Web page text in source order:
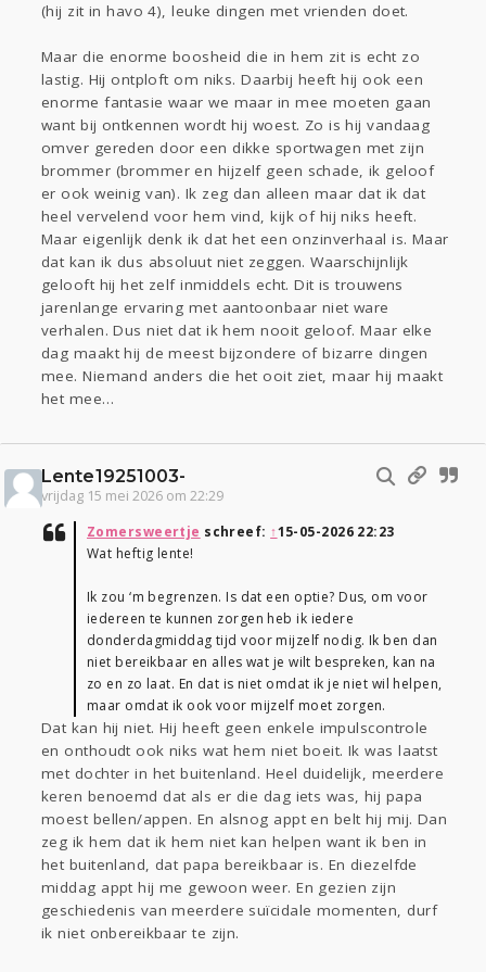
(hij zit in havo 4), leuke dingen met vrienden doet.
Maar die enorme boosheid die in hem zit is echt zo
lastig. Hij ontploft om niks. Daarbij heeft hij ook een
enorme fantasie waar we maar in mee moeten gaan
want bij ontkennen wordt hij woest. Zo is hij vandaag
omver gereden door een dikke sportwagen met zijn
brommer (brommer en hijzelf geen schade, ik geloof
er ook weinig van). Ik zeg dan alleen maar dat ik dat
heel vervelend voor hem vind, kijk of hij niks heeft.
Maar eigenlijk denk ik dat het een onzinverhaal is. Maar
dat kan ik dus absoluut niet zeggen. Waarschijnlijk
gelooft hij het zelf inmiddels echt. Dit is trouwens
jarenlange ervaring met aantoonbaar niet ware
verhalen. Dus niet dat ik hem nooit geloof. Maar elke
dag maakt hij de meest bijzondere of bizarre dingen
mee. Niemand anders die het ooit ziet, maar hij maakt
het mee…
Lente19251003-
vrijdag 15 mei 2026 om 22:29
Zomersweertje schreef: ↑15-05-2026 22:23
Wat heftig lente!
Ik zou ‘m begrenzen. Is dat een optie? Dus, om voor
iedereen te kunnen zorgen heb ik iedere
donderdagmiddag tijd voor mijzelf nodig. Ik ben dan
niet bereikbaar en alles wat je wilt bespreken, kan na
zo en zo laat. En dat is niet omdat ik je niet wil helpen,
maar omdat ik ook voor mijzelf moet zorgen.
Dat kan hij niet. Hij heeft geen enkele impulscontrole
en onthoudt ook niks wat hem niet boeit. Ik was laatst
met dochter in het buitenland. Heel duidelijk, meerdere
keren benoemd dat als er die dag iets was, hij papa
moest bellen/appen. En alsnog appt en belt hij mij. Dan
zeg ik hem dat ik hem niet kan helpen want ik ben in
het buitenland, dat papa bereikbaar is. En diezelfde
middag appt hij me gewoon weer. En gezien zijn
geschiedenis van meerdere suïcidale momenten, durf
ik niet onbereikbaar te zijn.